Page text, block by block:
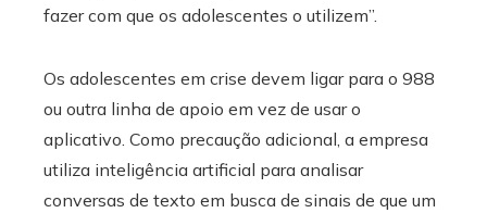
fazer com que os adolescentes o utilizem”.
Os adolescentes em crise devem ligar para o 988
ou outra linha de apoio em vez de usar o
aplicativo. Como precaução adicional, a empresa
utiliza inteligência artificial para analisar
conversas de texto em busca de sinais de que um